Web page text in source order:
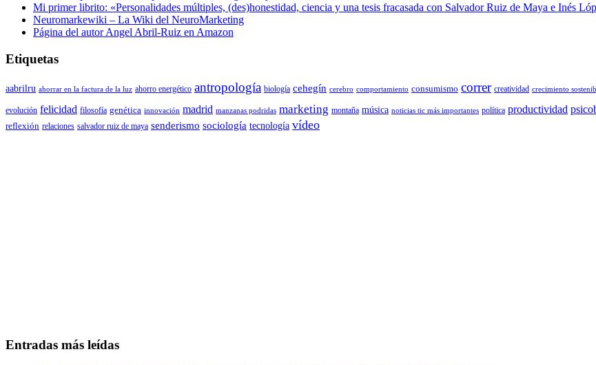
Mi primer librito: «Personalidades múltiples, (des)honestidad, ciencia y una tesis fracasada con Salvador Ruiz de Maya e Inés
Neuromarkewiki – La Wiki del NeuroMarketing
Página del autor Angel Abril-Ruiz en Amazon
Etiquetas
aabrilru ahorrar en la factura de la luz ahorro energético antropología biología cehegín cerebro comportamiento consumismo correr creatividad crecimiento
evolución felicidad filosofía genética innovación madrid manzanas podridas marketing montaña música noticias tic más importantes política productividad
reflexión relaciones salvador ruiz de maya senderismo sociología tecnología vídeo
Entradas más leídas